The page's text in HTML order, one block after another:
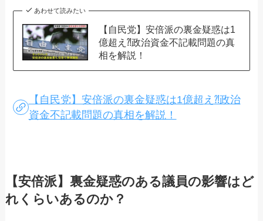
あわせて読みたい
【自民党】安倍派の裏金疑惑は1
億超え⁈政治資金不記載問題の真
相を解説！
【自民党】安倍派の裏金疑惑は1億超え⁈政治
資金不記載問題の真相を解説！
【安倍派】裏金疑惑のある議員の影響はど
れくらいあるのか？